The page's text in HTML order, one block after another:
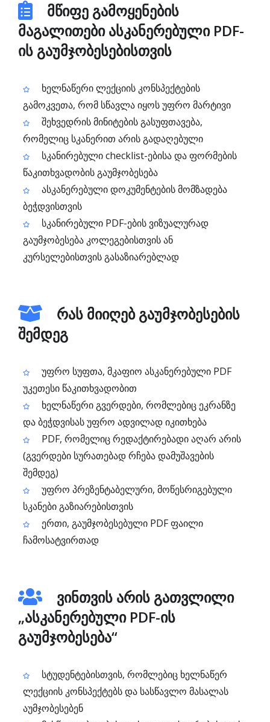
მწიფე გამოყენების
მაგალითები ასკანერებული PDF-
ის გაუმჯობესებისთვის
ხელნაწერი ლექციის კონსპექტების
გამოკვეთა, რომ სწავლა იყოს უფრო მარტივი
შეხვედრის მინიტების გასუფთავება,
რომელიც სკანერით არის გადაღებული
სკანირებული checklist-ებისა და ფორმების
წაკითხვადობის გაუმჯობესება
ასკანერებული დოკუმენტების მომზადება
ბეჭდვისთვის
სკანირებული PDF-ების ვიზუალურად
გაუმჯობესება კოლეგებისთვის ან
კურსელებისთვის გასაზიარებლად
რას მიიღებ გაუმჯობესების
შემდეგ
უფრო სუფთა, მკაფიო ასკანერებული PDF
უკეთესი წაკითხვადობით
ხელნაწერი გვერდები, რომლებიც ეკრანზე
და ბეჭდვისას უფრო ადვილად იკითხება
PDF, რომელიც რედაქტირებადი აღარ არის
(გვერდები სურათებად რჩება დამუშავების
შემდეგ)
უფრო პრეზენტაბელური, მოწესრიგებული
სკანები გაზიარებისთვის
ერთი, გაუმჯობესებული PDF ფაილი
ჩამოსატვირთად
ვინთვის არის გათვლილი
„ასკანერებული PDF-ის
გაუმჯობესება“
სტუდენტებისთვის, რომლებიც ხელნაწერ
ლექციის კონსპექტებს და სასწავლო მასალას
აუმჯობესებენ